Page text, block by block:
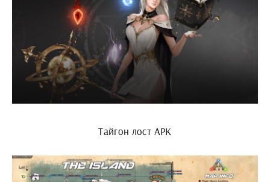
Тайгон лост АРК